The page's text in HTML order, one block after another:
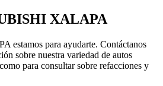
XALAPA
para ayudarte. Contáctanos
sobre nuestra variedad de autos
para consultar sobre refacciones y